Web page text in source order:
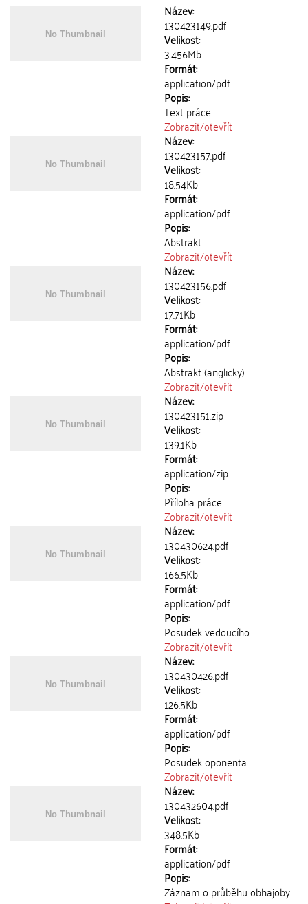
Název:
130423149.pdf
Velikost:
3.456Mb
Formát:
application/pdf
Popis:
Text práce
Zobrazit/otevřít
Název:
130423157.pdf
Velikost:
18.54Kb
Formát:
application/pdf
Popis:
Abstrakt
Zobrazit/otevřít
Název:
130423156.pdf
Velikost:
17.71Kb
Formát:
application/pdf
Popis:
Abstrakt (anglicky)
Zobrazit/otevřít
Název:
130423151.zip
Velikost:
139.1Kb
Formát:
application/zip
Popis:
Příloha práce
Zobrazit/otevřít
Název:
130430624.pdf
Velikost:
166.5Kb
Formát:
application/pdf
Popis:
Posudek vedoucího
Zobrazit/otevřít
Název:
130430426.pdf
Velikost:
126.5Kb
Formát:
application/pdf
Popis:
Posudek oponenta
Zobrazit/otevřít
Název:
130432604.pdf
Velikost:
348.5Kb
Formát:
application/pdf
Popis:
Záznam o průběhu obhajoby